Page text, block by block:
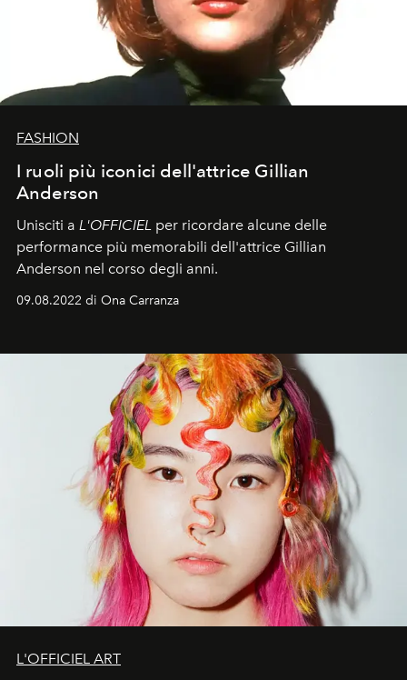
FASHION
I ruoli più iconici dell'attrice Gillian
Anderson
Unisciti a L'OFFICIEL per ricordare alcune delle
performance più memorabili dell'attrice Gillian
Anderson nel corso degli anni.
09.08.2022 di Ona Carranza
L'OFFICIEL ART